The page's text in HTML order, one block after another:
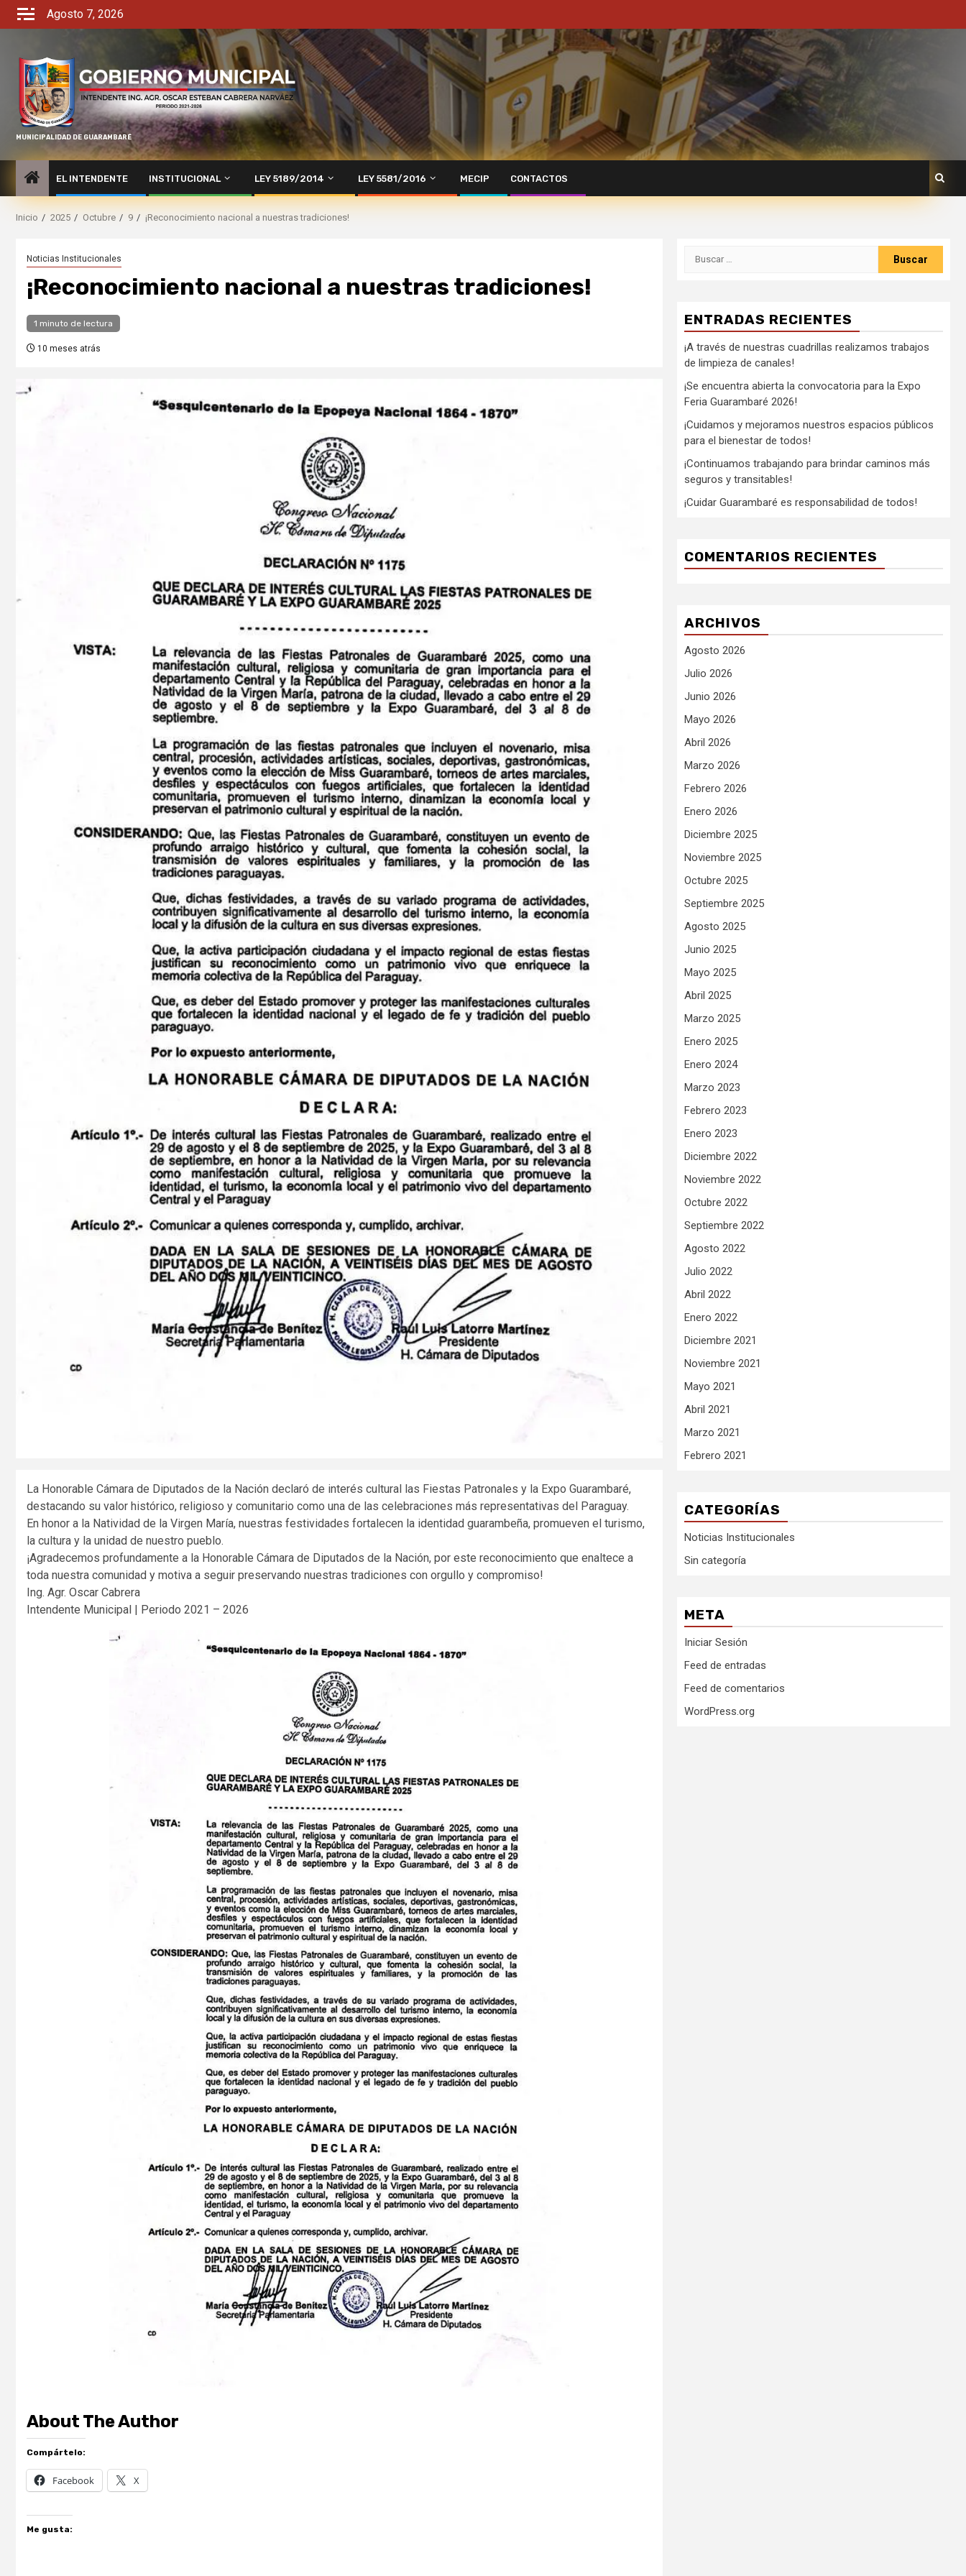
Agosto 7, 2026
MUNICIPALIDAD DE GUARAMBARÉ
EL INTENDENTE INSTITUCIONAL LEY 5189/2014 LEY 5581/2016 MECIP CONTACTOS
Inicio 2025 Octubre 9 ¡Reconocimiento nacional a nuestras tradiciones!
Noticias Institucionales
¡Reconocimiento nacional a nuestras tradiciones!
1 minuto de lectura
10 meses atrás
La Honorable Cámara de Diputados de la Nación declaró de interés cultural las Fiestas Patronales y la Expo Guarambaré,
destacando su valor histórico, religioso y comunitario como una de las celebraciones más representativas del Paraguay.
En honor a la Natividad de la Virgen María, nuestras festividades fortalecen la identidad guarambeña, promueven el turismo,
la cultura y la unidad de nuestro pueblo.
¡Agradecemos profundamente a la Honorable Cámara de Diputados de la Nación, por este reconocimiento que enaltece a
toda nuestra comunidad y motiva a seguir preservando nuestras tradiciones con orgullo y compromiso!
Ing. Agr. Oscar Cabrera
Intendente Municipal | Periodo 2021 – 2026
About The Author
Compártelo:
Facebook X
Me gusta:
ENTRADAS RECIENTES
¡A través de nuestras cuadrillas realizamos trabajos
de limpieza de canales!
¡Se encuentra abierta la convocatoria para la Expo
Feria Guarambaré 2026!
¡Cuidamos y mejoramos nuestros espacios públicos
para el bienestar de todos!
¡Continuamos trabajando para brindar caminos más
seguros y transitables!
¡Cuidar Guarambaré es responsabilidad de todos!
COMENTARIOS RECIENTES
ARCHIVOS
Agosto 2026
Julio 2026
Junio 2026
Mayo 2026
Abril 2026
Marzo 2026
Febrero 2026
Enero 2026
Diciembre 2025
Noviembre 2025
Octubre 2025
Septiembre 2025
Agosto 2025
Junio 2025
Mayo 2025
Abril 2025
Marzo 2025
Enero 2025
Enero 2024
Marzo 2023
Febrero 2023
Enero 2023
Diciembre 2022
Noviembre 2022
Octubre 2022
Septiembre 2022
Agosto 2022
Julio 2022
Abril 2022
Enero 2022
Diciembre 2021
Noviembre 2021
Mayo 2021
Abril 2021
Marzo 2021
Febrero 2021
CATEGORÍAS
Noticias Institucionales
Sin categoría
META
Iniciar Sesión
Feed de entradas
Feed de comentarios
WordPress.org